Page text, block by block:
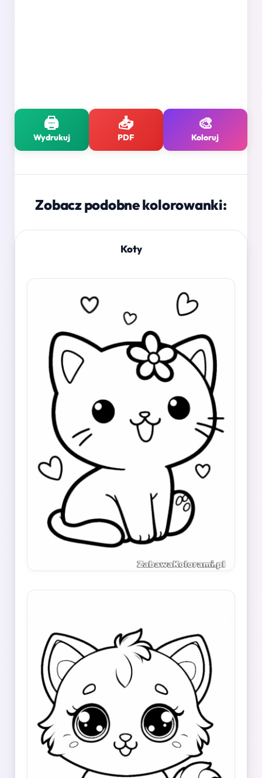
🖨️
Wydrukuj
📥
PDF
🎨
Koloruj
Zobacz podobne kolorowanki:
Koty